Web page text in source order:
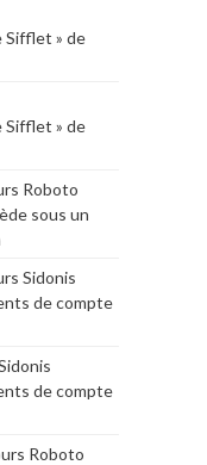
Sifflet » de
Sifflet » de
Roboto
sous un
Sidonis
de compte
de compte
Roboto